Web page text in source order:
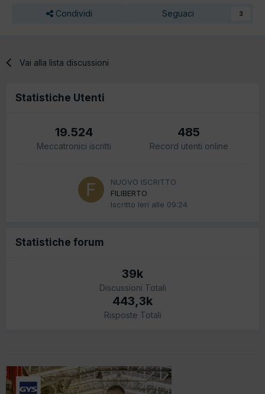
Condividi Seguaci 3
Vai alla lista discussioni
Statistiche Utenti
19.524
Meccatronici iscritti
485
Record utenti online
NUOVO ISCRITTO
FILIBERTO
Iscritto Ieri alle 09:24
Statistiche forum
39k
Discussioni Totali
443,3k
Risposte Totali